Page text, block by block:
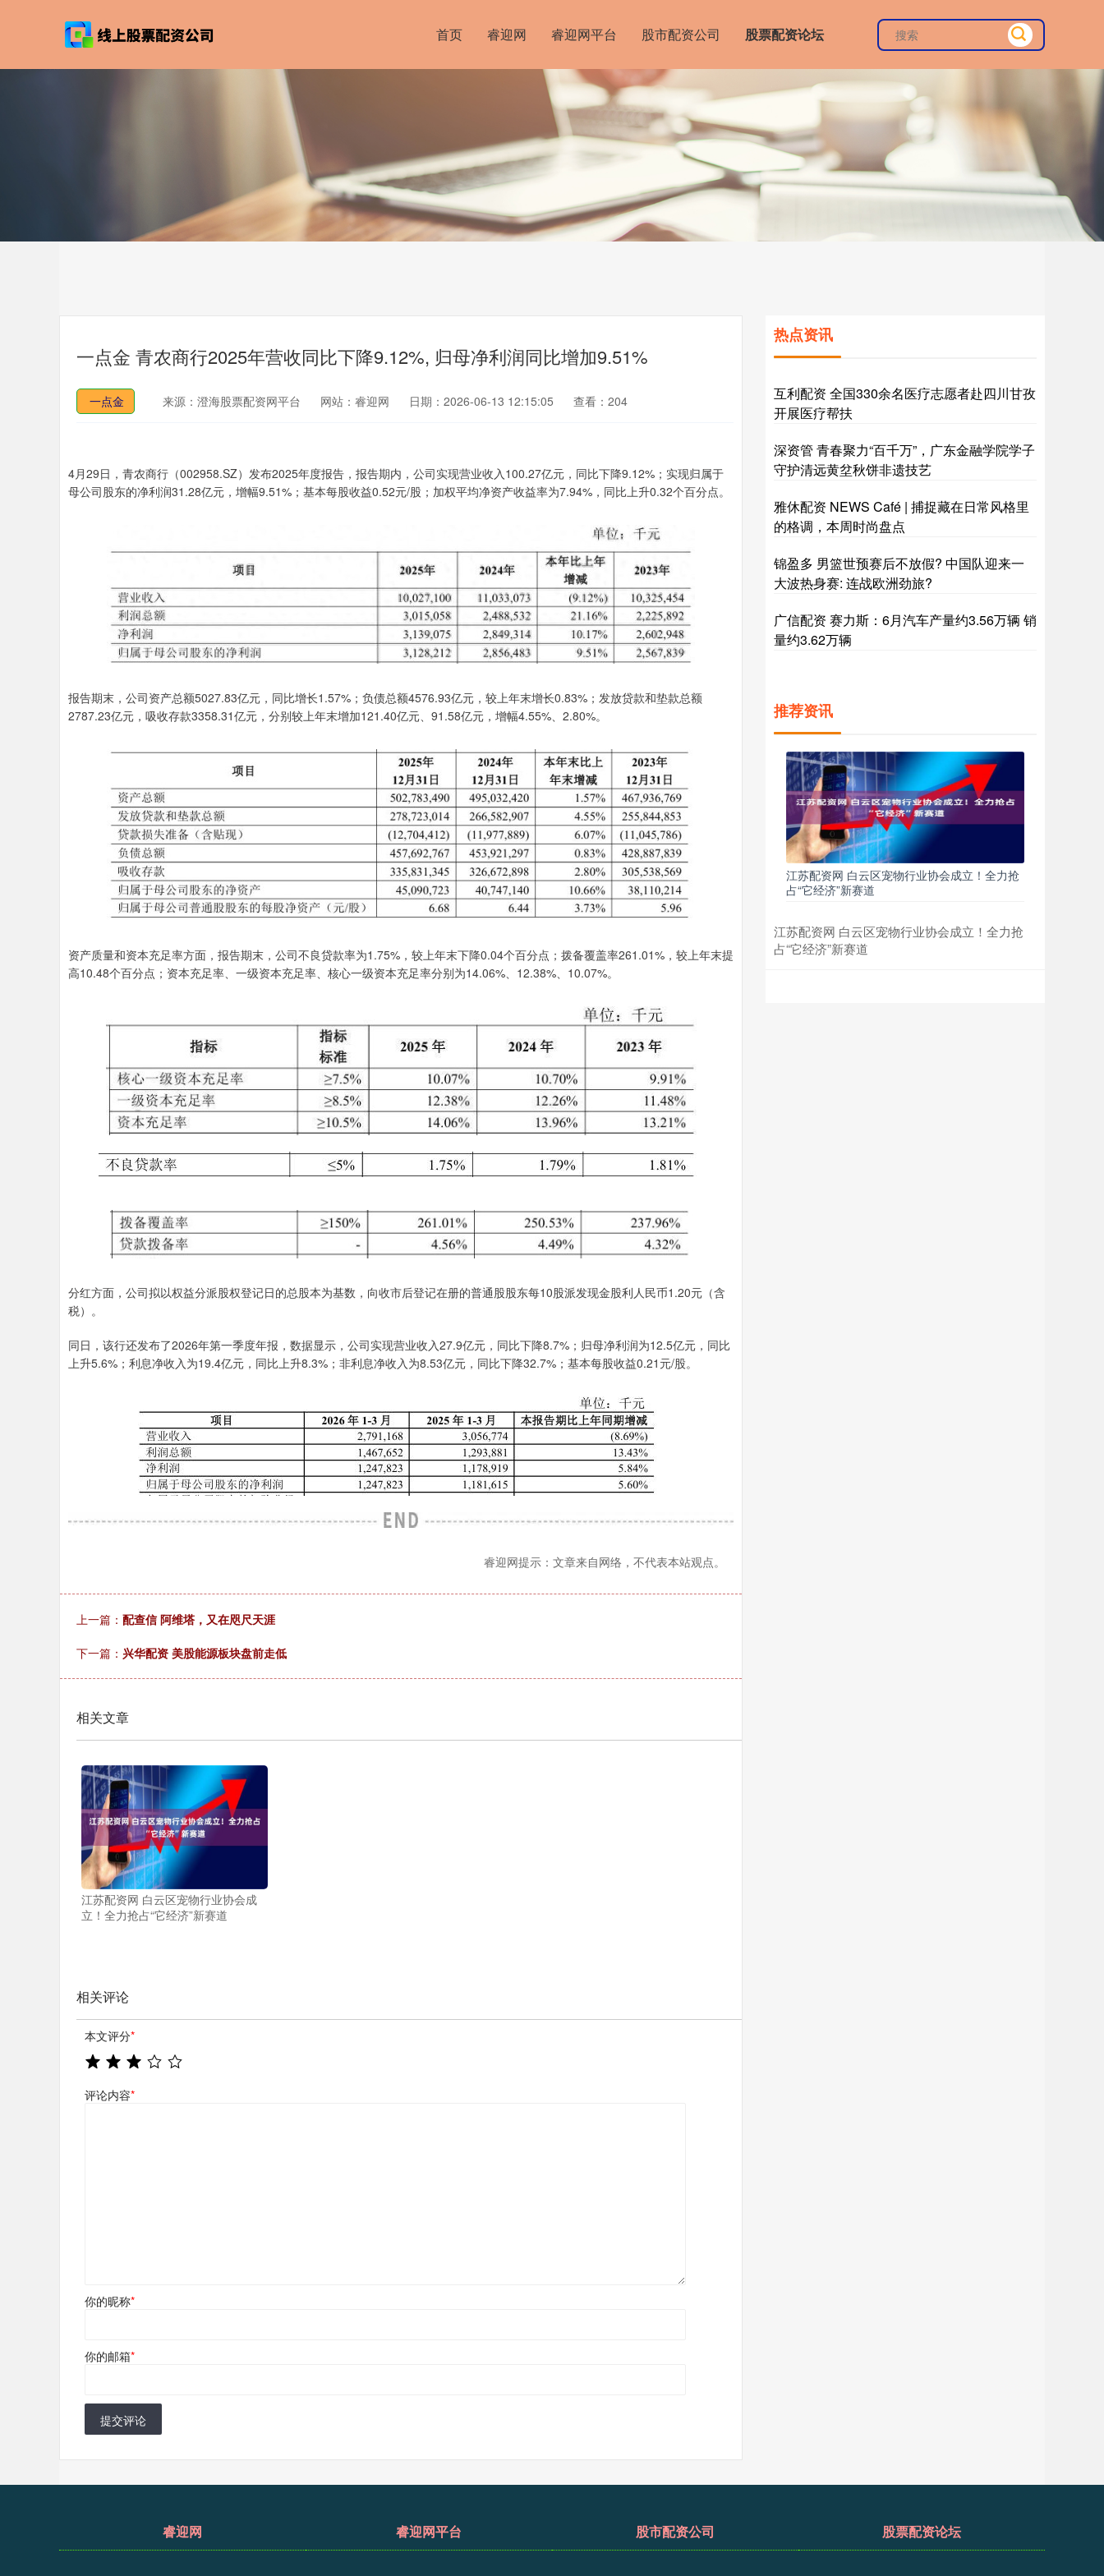
首页 睿迎网 睿迎网平台 股市配资公司 股票配资论坛
一点金 青农商行2025年营收同比下降9.12%, 归母净利润同比增加9.51%
一点金 来源：澄海股票配资网平台 网站：睿迎网 日期：2026-06-13 12:15:05 查看：204
4月29日，青农商行（002958.SZ）发布2025年度报告，报告期内，公司实现营业收入100.27亿元，同比下降9.12%；实现归属于
母公司股东的净利润31.28亿元，增幅9.51%；基本每股收益0.52元/股；加权平均净资产收益率为7.94%，同比上升0.32个百分点。
报告期末，公司资产总额5027.83亿元，同比增长1.57%；负债总额4576.93亿元，较上年末增长0.83%；发放贷款和垫款总额
2787.23亿元，吸收存款3358.31亿元，分别较上年末增加121.40亿元、91.58亿元，增幅4.55%、2.80%。
资产质量和资本充足率方面，报告期末，公司不良贷款率为1.75%，较上年末下降0.04个百分点；拨备覆盖率261.01%，较上年末提
高10.48个百分点；资本充足率、一级资本充足率、核心一级资本充足率分别为14.06%、12.38%、10.07%。
分红方面，公司拟以权益分派股权登记日的总股本为基数，向收市后登记在册的普通股股东每10股派发现金股利人民币1.20元（含
税）。
同日，该行还发布了2026年第一季度年报，数据显示，公司实现营业收入27.9亿元，同比下降8.7%；归母净利润为12.5亿元，同比
上升5.6%；利息净收入为19.4亿元，同比上升8.3%；非利息净收入为8.53亿元，同比下降32.7%；基本每股收益0.21元/股。
睿迎网提示：文章来自网络，不代表本站观点。
上一篇： 配查信 阿维塔，又在咫尺天涯
下一篇： 兴华配资 美股能源板块盘前走低
相关文章
江苏配资网 白云区宠物行业协会成
立！全力抢占“它经济”新赛道
相关评论
本文评分*
评论内容*
你的昵称*
你的邮箱*
提交评论
热点资讯
互利配资 全国330余名医疗志愿者赴四川甘孜
开展医疗帮扶
深资管 青春聚力“百千万”，广东金融学院学子
守护清远黄坌秋饼非遗技艺
雅休配资 NEWS Café | 捕捉藏在日常风格里
的格调，本周时尚盘点
锦盈多 男篮世预赛后不放假? 中国队迎来一
大波热身赛: 连战欧洲劲旅?
广信配资 赛力斯：6月汽车产量约3.56万辆 销
量约3.62万辆
推荐资讯
江苏配资网 白云区宠物行业协会成立！全力抢
占“它经济”新赛道
江苏配资网 白云区宠物行业协会成立！全力抢
占“它经济”新赛道
睿迎网 睿迎网平台 股市配资公司 股票配资论坛